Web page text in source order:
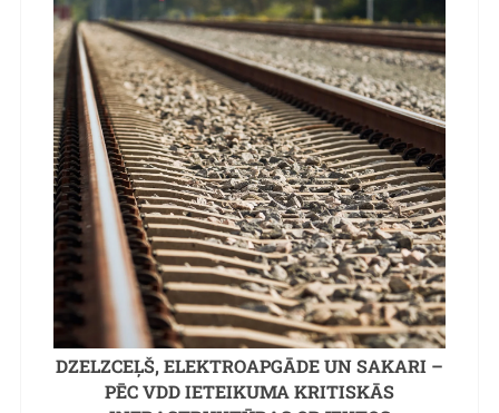
DZELZCEĻŠ, ELEKTROAPGĀDE UN SAKARI –
PĒC VDD IETEIKUMA KRITISKĀS